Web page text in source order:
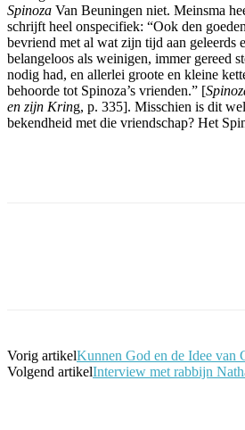
Spinoza Van Beuningen niet. Meinsma
schrijft heel onspecifiek: “Ook den
bevriend met al wat zijn tijd aan geleerds
belangeloos als weinigen, immer gereed
nodig had, en allerlei groote en kleine
behoorde tot Spinoza’s vrienden.” [
en zijn Kring, p. 335]. Misschien is dit
bekendheid met die vriendschap? Het
Vorig artikelKunnen God en de Idee van
Volgend artikelInterview met rabbijn